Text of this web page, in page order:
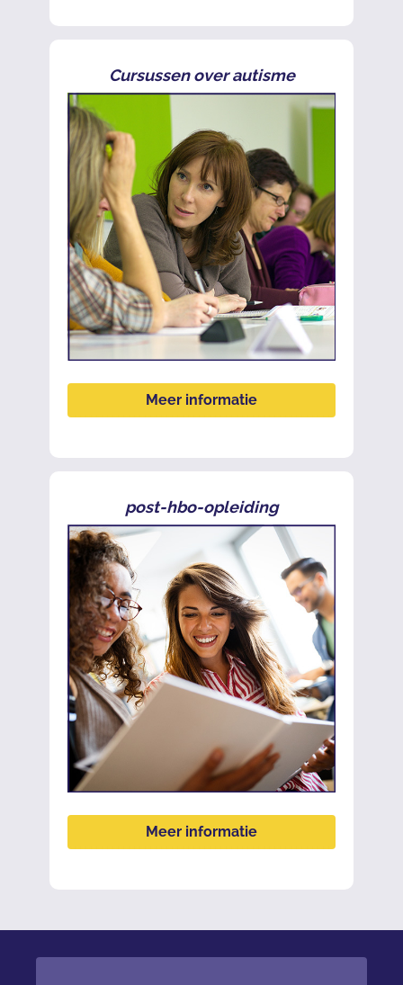
Cursussen over autisme
Meer informatie
post-hbo-opleiding
Meer informatie